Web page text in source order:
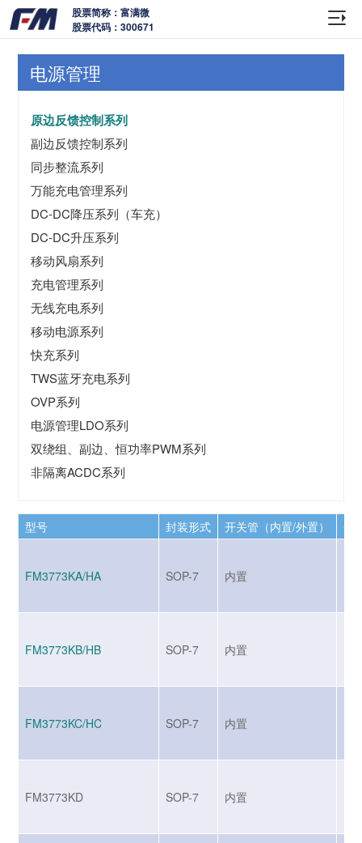
股票简称：富满微
股票代码：300671
电源管理
原边反馈控制系列
副边反馈控制系列
同步整流系列
万能充电管理系列
DC-DC降压系列（车充）
DC-DC升压系列
移动风扇系列
充电管理系列
无线充电系列
移动电源系列
快充系列
TWS蓝牙充电系列
OVP系列
电源管理LDO系列
双绕组、副边、恒功率PWM系列
非隔离ACDC系列
型号 封装形式 开关管（内置/外置） 开
FM3773KA/HA SOP-7 内置
FM3773KB/HB SOP-7 内置
FM3773KC/HC SOP-7 内置
FM3773KD SOP-7 内置